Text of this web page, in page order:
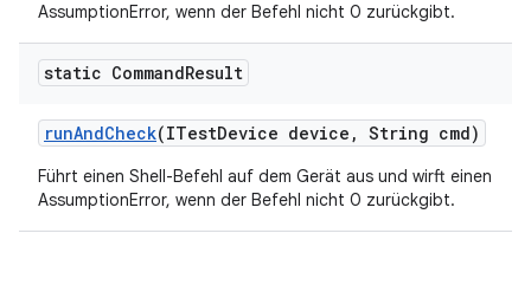
AssumptionError, wenn der Befehl nicht 0 zurückgibt.
static CommandResult
runAndCheck(ITestDevice device , String cmd)
Führt einen Shell-Befehl auf dem Gerät aus und wirft einen
AssumptionError, wenn der Befehl nicht 0 zurückgibt.